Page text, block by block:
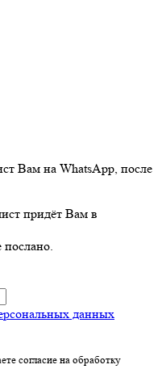
Вам на WhatsApp, после
придёт Вам в
данных
согласие на обработку